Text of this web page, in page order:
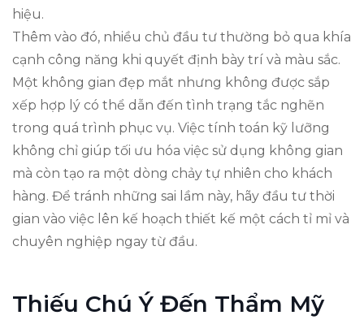
hiệu.
Thêm vào đó, nhiều chủ đầu tư thường bỏ qua khía
cạnh công năng khi quyết định bày trí và màu sắc.
Một không gian đẹp mắt nhưng không được sắp
xếp hợp lý có thể dẫn đến tình trạng tắc nghẽn
trong quá trình phục vụ. Việc tính toán kỹ lưỡng
không chỉ giúp tối ưu hóa việc sử dụng không gian
mà còn tạo ra một dòng chảy tự nhiên cho khách
hàng. Để tránh những sai lầm này, hãy đầu tư thời
gian vào việc lên kế hoạch thiết kế một cách tỉ mỉ và
chuyên nghiệp ngay từ đầu.
Thiếu Chú Ý Đến Thẩm Mỹ